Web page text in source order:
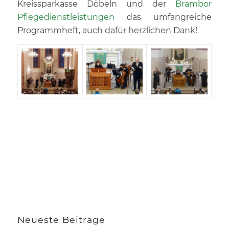
Kreissparkasse Döbeln und der
Brambor
Pflegedienstleistungen das umfangreiche
Programmheft, auch dafür herzlichen Dank!
Neueste Beiträge